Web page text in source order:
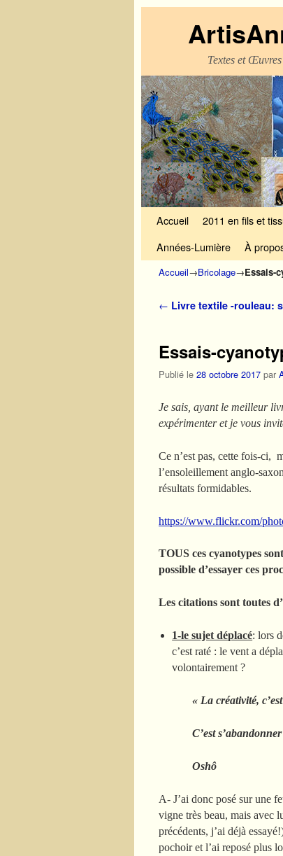
Textes et
Accueil 2011 en fils et
Années-Lumière
À
Accueil→Bricolage→Essais-
Navigation des
← Livre textile -rouleau:
Essais-
Publié le 28 octobre 2017 par
Je sais, ayant le meilleur
expérimenter et je vous
Ce n’est pas, cette fois-ci,
l’ensoleillement anglo-
résultats formidables.
https://www.flickr.com/
TOUS ces cyanotypes
possible d’essayer ces
Les citations sont toutes
1-le sujet déplacé: lors
c’est raté : le vent a
volontairement ?
« La créativité,
C’est
Oshô
A- J’ai donc posé sur une
vigne très beau, mais avec
précédents, j’ai déjà
pochoir et l’ai reposé plus